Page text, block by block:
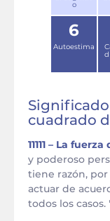
o
6
Autoestima
cuadrado
11111 – La
y poderoso
tiene razón,
actuar de
todos los casos.